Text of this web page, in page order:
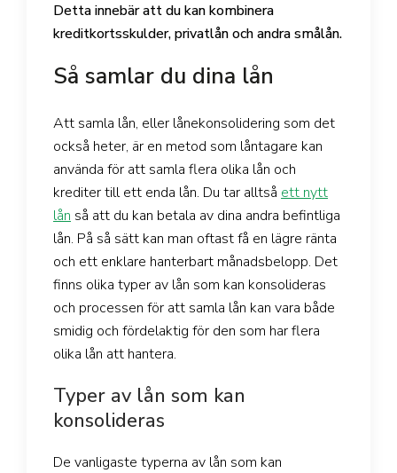
Detta innebär att du kan kombinera
kreditkortsskulder, privatlån och andra smålån.
Så samlar du dina lån
Att samla lån, eller lånekonsolidering som det
också heter, är en metod som låntagare kan
använda för att samla flera olika lån och
krediter till ett enda lån. Du tar alltså ett nytt
lån så att du kan betala av dina andra befintliga
lån. På så sätt kan man oftast få en lägre ränta
och ett enklare hanterbart månadsbelopp. Det
finns olika typer av lån som kan konsolideras
och processen för att samla lån kan vara både
smidig och fördelaktig för den som har flera
olika lån att hantera.
Typer av lån som kan
konsolideras
De vanligaste typerna av lån som kan